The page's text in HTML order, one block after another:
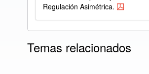
Regulación Asimétrica.
Temas relacionados